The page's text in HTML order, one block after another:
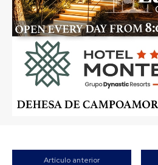
Artículo anterior